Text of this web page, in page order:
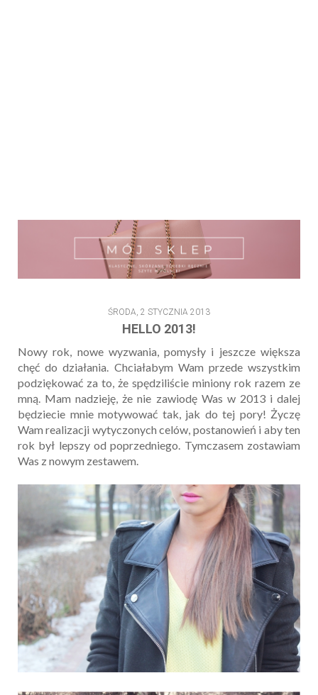
ŚRODA, 2 STYCZNIA 2013
HELLO 2013!
Nowy rok, nowe wyzwania, pomysły i jeszcze większa
chęć do działania. Chciałabym Wam przede wszystkim
podziękować za to, że spędziliście miniony rok razem ze
mną. Mam nadzieję, że nie zawiodę Was w 2013 i dalej
będziecie mnie motywować tak, jak do tej pory! Życzę
Wam realizacji wytyczonych celów, postanowień i aby ten
rok był lepszy od poprzedniego. Tymczasem zostawiam
Was z nowym zestawem.